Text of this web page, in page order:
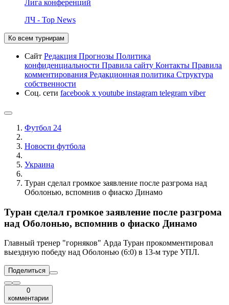
Лига конференций
ЛЧ - Top News
Ко всем турнирам
Сайт Редакция Прогнозы Политика
конфиденциальности Правила сайту Контакты Правила
комментирования Редакционная политика Структура
собственности
Соц. сети facebook x youtube instagram telegram viber
Футбол 24
Новости футбола
Украина
Туран сделал громкое заявление после разгрома над
Оболонью, вспомнив о фиаско Динамо
Туран сделал громкое заявление после разгрома
над Оболонью, вспомнив о фиаско Динамо
Главный тренер "горняков" Арда Туран прокомментировал
выездную победу над Оболонью (6:0) в 13-м туре УПЛ.
Поделиться
0
комментарии